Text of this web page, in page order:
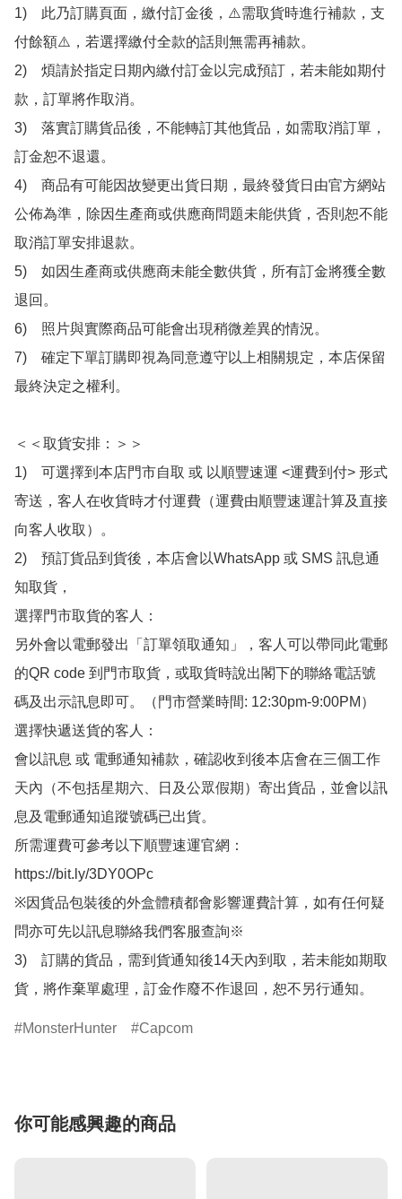
1)　此乃訂購頁面，繳付訂金後，⚠️需取貨時進行補款，支
付餘額⚠️，若選擇繳付全款的話則無需再補款。
2)　煩請於指定日期內繳付訂金以完成預訂，若未能如期付
款，訂單將作取消。
3)　落實訂購貨品後，不能轉訂其他貨品，如需取消訂單，
訂金恕不退還。
4)　商品有可能因故變更出貨日期，最終發貨日由官方網站
公佈為準，除因生產商或供應商問題未能供貨，否則恕不能
取消訂單安排退款。
5)　如因生產商或供應商未能全數供貨，所有訂金將獲全數
退回。
6)　照片與實際商品可能會出現稍微差異的情況。
7)　確定下單訂購即視為同意遵守以上相關規定，本店保留
最終決定之權利。
＜＜取貨安排：＞＞
1)　可選擇到本店門市自取 或 以順豐速運 <運費到付> 形式
寄送，客人在收貨時才付運費（運費由順豐速運計算及直接
向客人收取）。
2)　預訂貨品到貨後，本店會以WhatsApp 或 SMS 訊息通
知取貨，
選擇門市取貨的客人：
另外會以電郵發出「訂單領取通知」，客人可以帶同此電郵
的QR code 到門市取貨，或取貨時說出閣下的聯絡電話號
碼及出示訊息即可。（門市營業時間: 12:30pm-9:00PM）
選擇快遞送貨的客人：
會以訊息 或 電郵通知補款，確認收到後本店會在三個工作
天內（不包括星期六、日及公眾假期）寄出貨品，並會以訊
息及電郵通知追蹤號碼已出貨。
所需運費可參考以下順豐速運官網：
https://bit.ly/3DY0OPc
※因貨品包裝後的外盒體積都會影響運費計算，如有任何疑
問亦可先以訊息聯絡我們客服查詢※
3)　訂購的貨品，需到貨通知後14天內到取，若未能如期取
貨，將作棄單處理，訂金作廢不作退回，恕不另行通知。
MonsterHunter Capcom
你可能感興趣的商品